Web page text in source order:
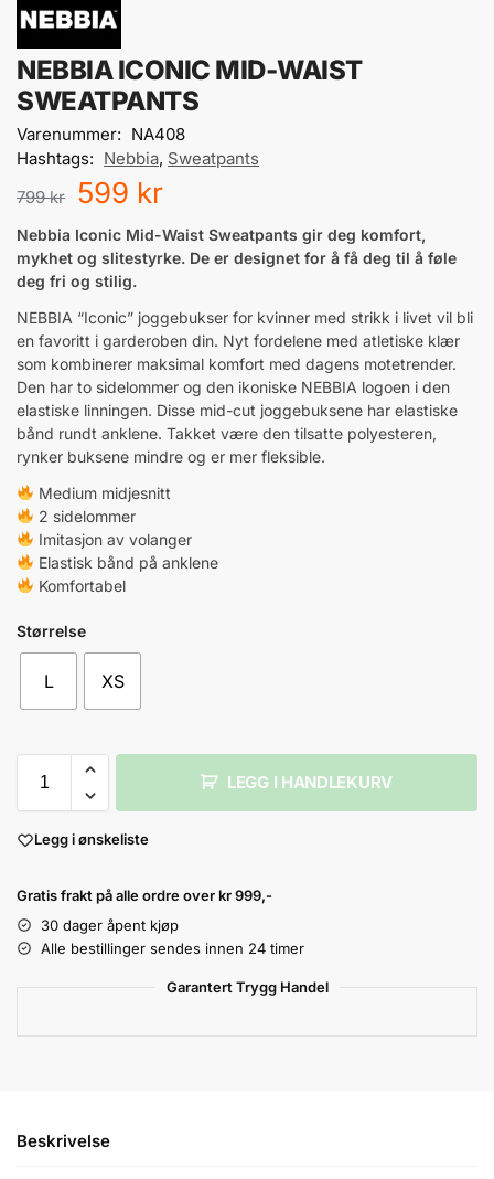
NEBBIA ICONIC MID-WAIST
SWEATPANTS
Varenummer: NA408
Hashtags: Nebbia, Sweatpants
799kr 599 kr
Nebbia Iconic Mid-Waist Sweatpants gir deg komfort,
mykhet og slitestyrke. De er designet for å få deg til å føle
deg fri og stilig.
NEBBIA “Iconic” joggebukser for kvinner med strikk i livet vil bli
en favoritt i garderoben din. Nyt fordelene med atletiske klær
som kombinerer maksimal komfort med dagens motetrender.
Den har to sidelommer og den ikoniske NEBBIA logoen i den
elastiske linningen. Disse mid-cut joggebuksene har elastiske
bånd rundt anklene. Takket være den tilsatte polyesteren,
rynker buksene mindre og er mer fleksible.
Medium midjesnitt
2 sidelommer
Imitasjon av volanger
Elastisk bånd på anklene
Komfortabel
Størrelse
L XS
LEGG I HANDLEKURV
Legg i ønskeliste
Gratis frakt på alle ordre over kr 999,-
30 dager åpent kjøp
Alle bestillinger sendes innen 24 timer
Garantert Trygg Handel
Beskrivelse